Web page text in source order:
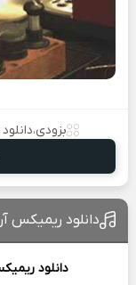
بزودی،
دانلود ریمیکس
دانلود